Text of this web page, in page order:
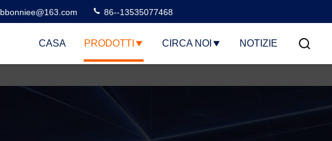
bbonniee@163.com 86--13535077468
CASA PRODOTTI CIRCA NOI NOTIZIE